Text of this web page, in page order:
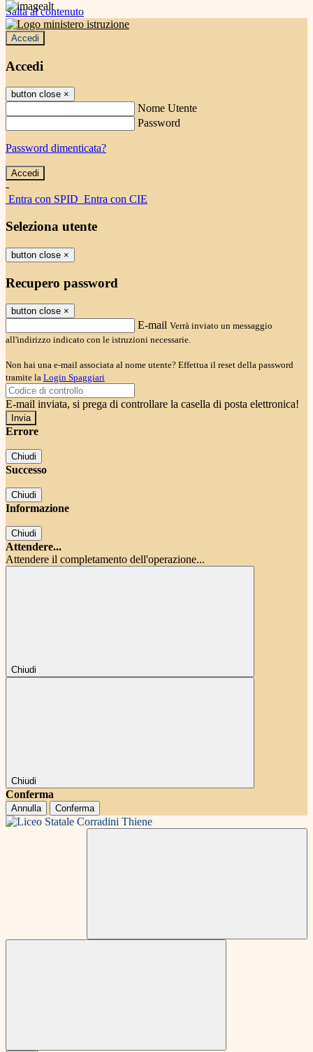
Salta al contenuto
Accedi
Accedi
button close ×
Nome Utente
Password
Password dimenticata?
-
Entra con SPID Entra con CIE
Seleziona utente
button close ×
Recupero password
button close ×
E-mail Verrà inviato un messaggio
all'indirizzo indicato con le istruzioni necessarie.
Non hai una e-mail associata al nome utente? Effettua il reset della password
tramite la Login Spaggiari
E-mail inviata, si prega di controllare la casella di posta elettronica!
Errore
Chiudi
Successo
Chiudi
Informazione
Chiudi
Attendere...
Attendere il completamento dell'operazione...
Chiudi
Chiudi
Conferma
Annulla Conferma